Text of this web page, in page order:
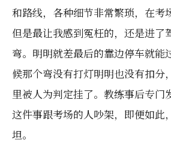
和路线，各种细节非常繁琐，在考
但是最让我感到冤枉的，还是进了
弯。明明就差最后的靠边停车就能
候那个弯没有打灯明明也没有扣分
里被人为判定挂了。教练事后专门
这件事跟考场的人吵架，即便如此
坦。